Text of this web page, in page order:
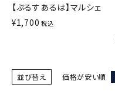
【ぷるすあるは】マルシェ
¥1,700 税込
並び替え 価格が安い順